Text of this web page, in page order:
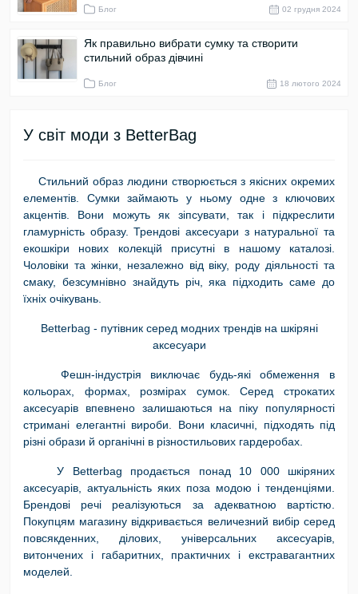
Блог 02 грудня 2024
Як правильно вибрати сумку та створити
стильний образ дівчині
Блог 18 лютого 2024
У світ моди з BetterBag
Стильний образ людини створюється з якісних окремих
елементів. Сумки займають у ньому одне з ключових
акцентів. Вони можуть як зіпсувати, так і підкреслити
гламурність образу. Трендові аксесуари з натуральної та
екошкіри нових колекцій присутні в нашому каталозі.
Чоловіки та жінки, незалежно від віку, роду діяльності та
смаку, безсумнівно знайдуть річ, яка підходить саме до
їхніх очікувань.
Betterbag - путівник серед модних трендів на шкіряні
аксесуари
Фешн-індустрія виключає будь-які обмеження в
кольорах, формах, розмірах сумок. Серед строкатих
аксесуарів впевнено залишаються на піку популярності
стримані елегантні вироби. Вони класичні, підходять під
різні образи й органічні в різностильових гардеробах.
У Betterbag продається понад 10 000 шкіряних
аксесуарів, актуальність яких поза модою і тенденціями.
Брендові речі реалізуються за адекватною вартістю.
Покупцям магазину відкривається величезний вибір серед
повсякденних, ділових, універсальних аксесуарів,
витончених і габаритних, практичних і екстравагантних
моделей.